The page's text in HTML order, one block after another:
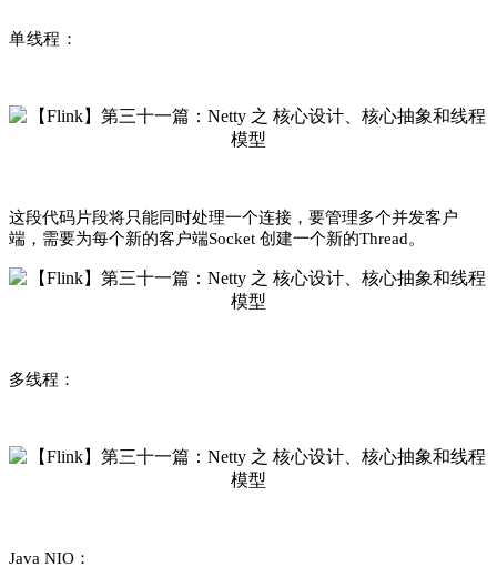
单线程：
这段代码片段将只能同时处理一个连接，要管理多个并发客户
端，需要为每个新的客户端Socket 创建一个新的Thread。
多线程：
Java NIO：